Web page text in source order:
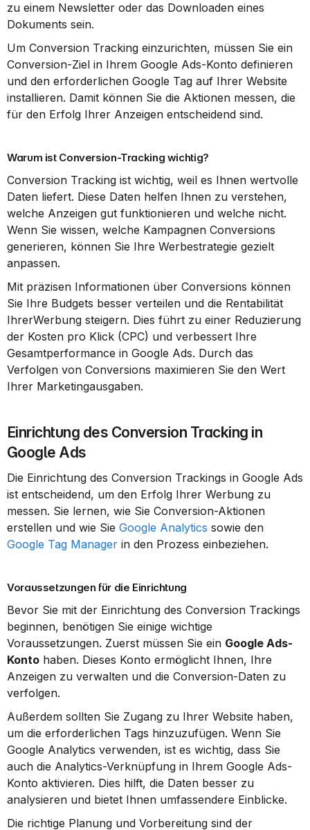
zu einem Newsletter oder das Downloaden eines
Dokuments sein.
Um Conversion Tracking einzurichten, müssen Sie ein
Conversion-Ziel in Ihrem Google Ads-Konto definieren
und den erforderlichen Google Tag auf Ihrer Website
installieren. Damit können Sie die Aktionen messen, die
für den Erfolg Ihrer Anzeigen entscheidend sind.
Warum ist Conversion-Tracking wichtig?
Conversion Tracking ist wichtig, weil es Ihnen wertvolle
Daten liefert. Diese Daten helfen Ihnen zu verstehen,
welche Anzeigen gut funktionieren und welche nicht.
Wenn Sie wissen, welche Kampagnen Conversions
generieren, können Sie Ihre Werbestrategie gezielt
anpassen.
Mit präzisen Informationen über Conversions können
Sie Ihre Budgets besser verteilen und die Rentabilität
IhrerWerbung steigern. Dies führt zu einer Reduzierung
der Kosten pro Klick (CPC) und verbessert Ihre
Gesamtperformance in Google Ads. Durch das
Verfolgen von Conversions maximieren Sie den Wert
Ihrer Marketingausgaben.
Einrichtung des Conversion Tracking in
Google Ads
Die Einrichtung des Conversion Trackings in Google Ads
ist entscheidend, um den Erfolg Ihrer Werbung zu
messen. Sie lernen, wie Sie Conversion-Aktionen
erstellen und wie Sie Google Analytics
Google Tag Manager in den Prozess einbeziehen.
Voraussetzungen für die Einrichtung
Bevor Sie mit der Einrichtung des Conversion Trackings
beginnen, benötigen Sie einige wichtige
Voraussetzungen. Zuerst müssen Sie ein Google Ads-
Konto haben. Dieses Konto ermöglicht Ihnen, Ihre
Anzeigen zu verwalten und die Conversion-Daten zu
verfolgen.
Außerdem sollten Sie Zugang zu Ihrer Website haben,
um die erforderlichen Tags hinzuzufügen. Wenn Sie
Google Analytics verwenden, ist es wichtig, dass Sie
auch die Analytics-Verknüpfung in Ihrem Google Ads-
Konto aktivieren. Dies hilft, die Daten besser zu
analysieren und bietet Ihnen umfassendere Einblicke.
Die richtige Planung und Vorbereitung sind der